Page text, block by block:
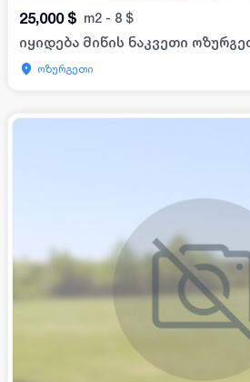
25,000 $ m2 - 8 $
იყიდება მიწის ნაკვეთი
ოზურგეთი